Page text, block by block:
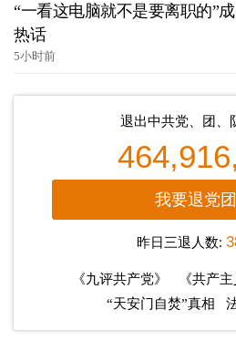
“一看这电脑就不是要离职的”
热话
5小时前
退出中共党、团、
我要退党
昨日三退人数:
《九评共产党》
《共产
“天安门自焚”真相